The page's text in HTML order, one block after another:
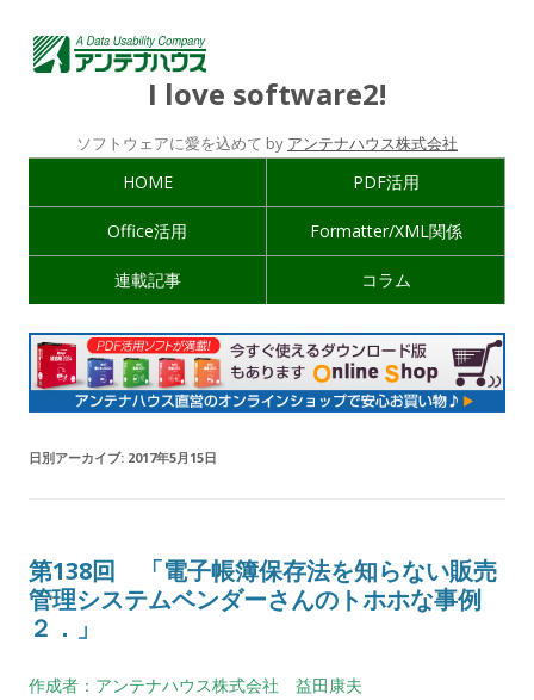
I love software2!
ソフトウェアに愛を込めて by アンテナハウス株式会社
HOME PDF活用
Office活用 Formatter/XML関係
連載記事 コラム
日別アーカイブ: 2017年5月15日
第138回 「電子帳簿保存法を知らない販売
管理システムベンダーさんのトホホな事例
２．」
作成者：アンテナハウス株式会社 益田康夫